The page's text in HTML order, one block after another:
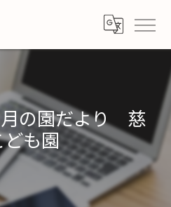
の園だより 慈
も園